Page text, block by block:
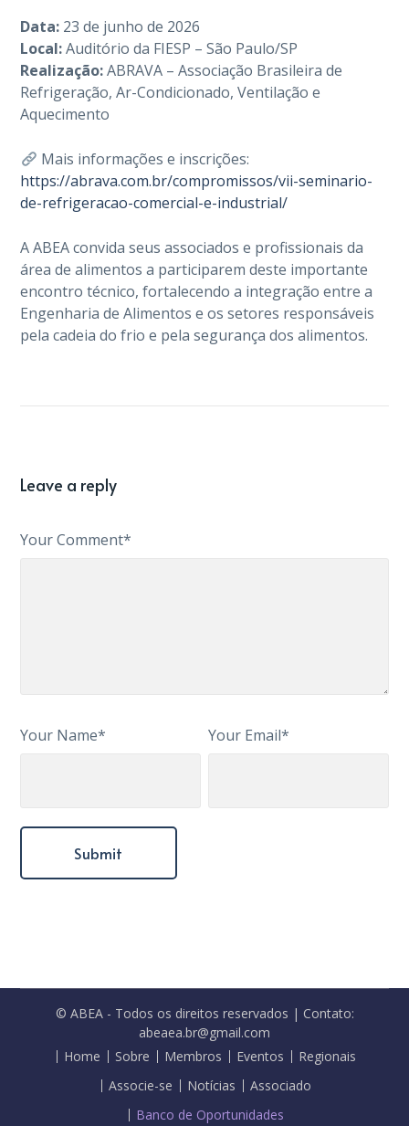
Data: 23 de junho de 2026
Local:Auditório da FIESP – São Paulo/SP
Realização:ABRAVA – Associação Brasileira de
Refrigeração, Ar-Condicionado, Ventilação e
Aquecimento
Mais informações e inscrições:
https://abrava.com.br/compromissos/vii-seminario-
de-refrigeracao-comercial-e-industrial/
A ABEA convida seus associados e profissionais da
área de alimentos a participarem deste importante
encontro técnico, fortalecendo a integração entre a
Engenharia de Alimentos e os setores responsáveis
pela cadeia do frio e pela segurança dos alimentos.
Leave a reply
Your Comment*
Your Name* Your Email*
© ABEA - Todos os direitos reservados | Contato:
abeaea.br@gmail.com
Home
Sobre Membros Eventos
Regionais
Associe-se
Notícias
Associado
Banco de Oportunidades